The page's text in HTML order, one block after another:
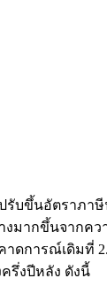
บขึ้นอัตราภา
ากขึ้นจากค
การณ์เดิมที่
รึ่งปีหลัง ดังนี้